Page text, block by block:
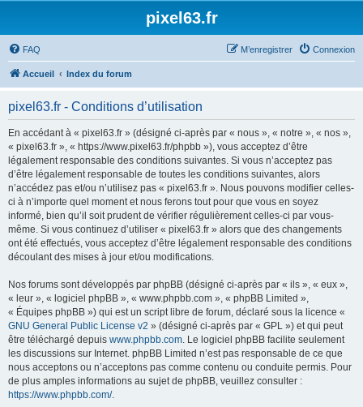
pixel63.fr
FAQ Connexion
M’enregistrer
Accueil Index du forum
pixel63.fr - Conditions d’utilisation
En accédant à « pixel63.fr » (désigné ci-après par « nous », « notre », « nos »,
« pixel63.fr », « https://www.pixel63.fr/phpbb »), vous acceptez d’être
légalement responsable des conditions suivantes. Si vous n’acceptez pas
d’être légalement responsable de toutes les conditions suivantes, alors
n’accédez pas et/ou n’utilisez pas « pixel63.fr ». Nous pouvons modifier celles-
ci à n’importe quel moment et nous ferons tout pour que vous en soyez
informé, bien qu’il soit prudent de vérifier régulièrement celles-ci par vous-
même. Si vous continuez d’utiliser « pixel63.fr » alors que des changements
ont été effectués, vous acceptez d’être légalement responsable des conditions
découlant des mises à jour et/ou modifications.
Nos forums sont développés par phpBB (désigné ci-après par « ils », « eux »,
« leur », « logiciel phpBB », « www.phpbb.com », « phpBB Limited »,
« Équipes phpBB ») qui est un script libre de forum, déclaré sous la licence «
GNU General Public License v2 » (désigné ci-après par « GPL ») et qui peut
être téléchargé depuis www.phpbb.com. Le logiciel phpBB facilite seulement
les discussions sur Internet. phpBB Limited n’est pas responsable de ce que
nous acceptons ou n’acceptons pas comme contenu ou conduite permis. Pour
de plus amples informations au sujet de phpBB, veuillez consulter :
https://www.phpbb.com/.